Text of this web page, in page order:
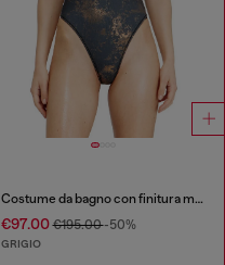
Costume da bagno con finitura metallizzata
€97.00€195.00-50%
GRIGIO